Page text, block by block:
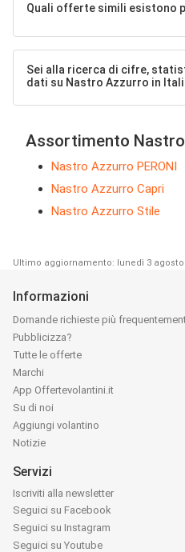
Quali offerte simili esistono
Sei alla ricerca di cifre,
dati su Nastro Azzurro in
Assortimento
Nastro Azzurro PERONI
Nastro Azzurro Capri
Nastro Azzurro Stile
Ultimo aggiornamento: lunedì 3 agosto
Informazioni
Domande richieste più
Pubblicizza?
Tutte le offerte
Marchi
App Offertevolantini.it
Su di noi
Aggiungi volantino
Notizie
Servizi
Iscriviti alla newsletter
Seguici su Facebook
Seguici su Instagram
Seguici su Youtube